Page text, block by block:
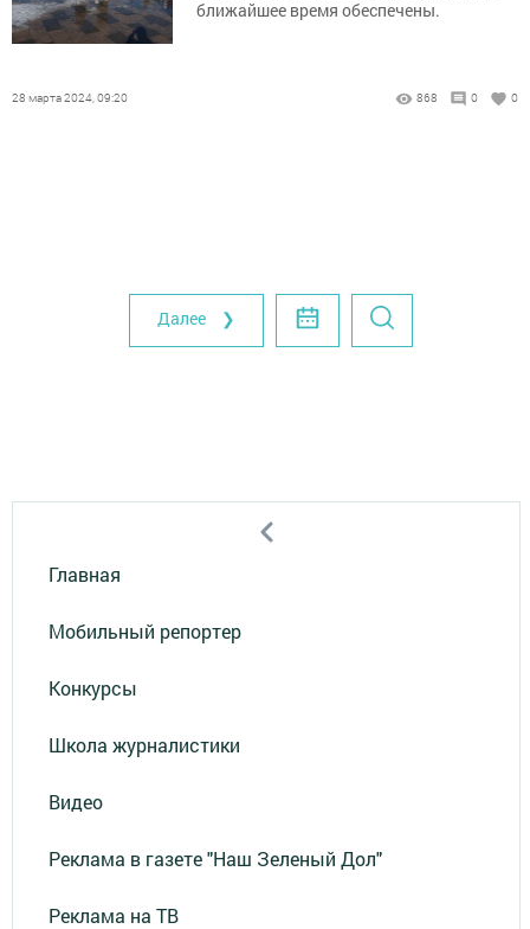
ближайшее время обеспечены.
28 марта 2024, 09:20 868 0 0
Далее ❯
Главная
Мобильный репортер
Конкурсы
Школа журналистики
Видео
Реклама в газете "Наш Зеленый Дол"
Реклама на ТВ